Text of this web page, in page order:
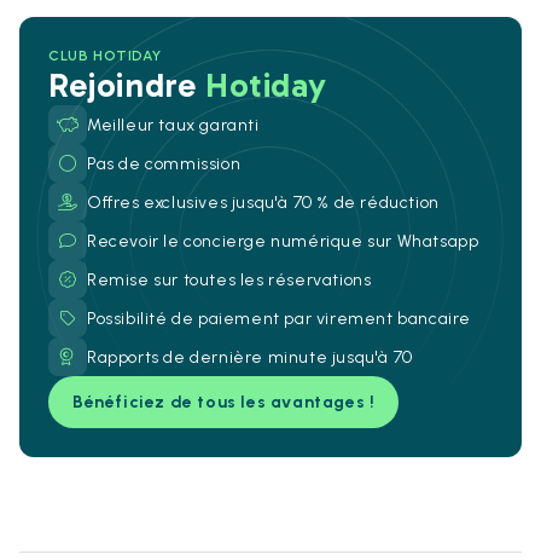
CLUB HOTIDAY
Rejoindre Hotiday
Meilleur taux garanti
Pas de commission
Offres exclusives jusqu'à 70 % de réduction
Recevoir le concierge numérique sur Whatsapp
Remise sur toutes les réservations
Possibilité de paiement par virement bancaire
Rapports de dernière minute jusqu'à 70
Bénéficiez de tous les avantages !